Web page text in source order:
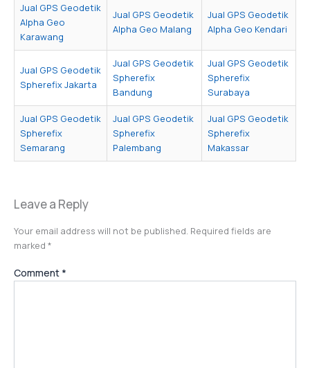
Jual GPS Geodetik
Alpha Geo
Karawang
Jual GPS Geodetik
Alpha Geo Malang
Jual GPS Geodetik
Alpha Geo Kendari
Jual GPS Geodetik
Spherefix Jakarta
Jual GPS Geodetik
Spherefix
Bandung
Jual GPS Geodetik
Spherefix
Surabaya
Jual GPS Geodetik
Spherefix
Semarang
Jual GPS Geodetik
Spherefix
Palembang
Jual GPS Geodetik
Spherefix
Makassar
Leave a Reply
Your email address will not be published. Required fields are
marked *
Comment *